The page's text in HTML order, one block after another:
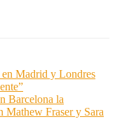
en Madrid y Londres
Barcelona la
Mathew Fraser y Sara